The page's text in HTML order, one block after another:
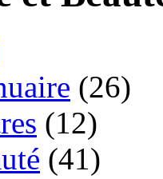
(26)
(12)
(41)